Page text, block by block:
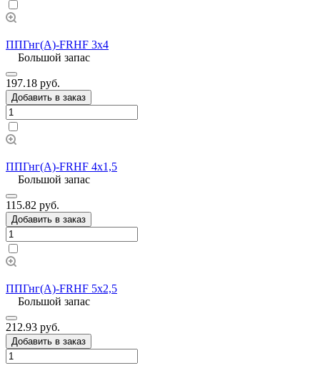
ППГнг(А)-FRHF 3х4
Большой запас
197.18 руб.
Добавить в заказ
ППГнг(А)-FRHF 4х1,5
Большой запас
115.82 руб.
Добавить в заказ
ППГнг(А)-FRHF 5х2,5
Большой запас
212.93 руб.
Добавить в заказ